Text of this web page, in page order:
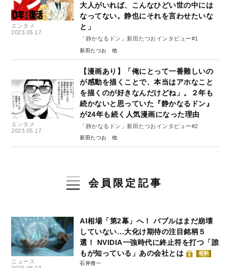
エンタメ
2023.05.17
大人がいれば、こんなひどい世の中には
なってない。静也にそれを言わせたいな
と」
「静かなるドン」新田たつおインタビュー#1
新田たつお
エンタメ
2023.05.17
【漫画あり】「俺にとって一番難しいの
が感動を描くことで、本当はアホなこと
を描くのが好きなんだけどね」。２年も
続かないと思っていた『静かなるドン』
が24年も続く人気漫画になった理由
「静かなるドン」新田たつおインタビュー#2
新田たつお
会員限定記事
ニュース
AI相場「第2幕」へ！ バブルはまだ崩壊
していない…大化け期待の注目銘柄５
選！ NVIDIA一強時代に終止符を打つ「誰
もが知っている」あの会社とは
有料
石井僚一